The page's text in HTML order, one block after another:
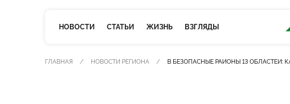
НОВОСТИ СТАТЬИ ЖИЗНЬ ВЗГЛЯДЫ
ГЛАВНАЯ НОВОСТИ РЕГИОНА В БЕЗОПАСНЫЕ РАЙОНЫ 13